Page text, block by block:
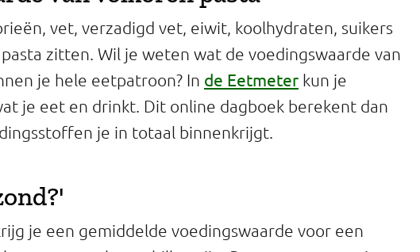
vet, verzadigd vet, eiwit, koolhydraten, suikers
zitten. Wil je weten wat de voedingswaarde van
je hele eetpatroon? In de Eetmeter kun je
je eet en drinkt. Dit online dagboek berekent dan
je in totaal binnenkrijgt.
je een gemiddelde voedingswaarde voor een